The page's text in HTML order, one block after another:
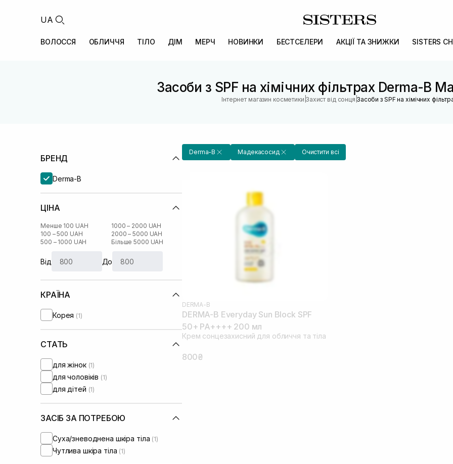
UA
ВОЛОССЯ ОБЛИЧЧЯ ТІЛО ДІМ МЕРЧ НОВИНКИ БЕСТСЕЛЕРИ АКЦІЇ ТА ЗНИЖКИ SISTERS
Засоби з SPF на хімічних фільтрах Derma-B
Інтернет магазин косметики |Захист від сонця |Засоби з SPF на хімічних
БРЕНД
Derma-B
ЦІНА
Менше 100 UAH
100 – 500 UAH
500 – 1000 UAH
1000 – 2000 UAH
2000 – 5000 UAH
Більше 5000 UAH
Від До
КРАЇНА
Корея (1)
СТАТЬ
для жінок (1)
для чоловіків (1)
для дітей (1)
ЗАСІБ ЗА ПОТРЕБОЮ
Суха/зневоднена шкіра тіла (1)
Чутлива шкіра тіла (1)
Derma-B Мадекасосид Очистити всі
DERMA-B
DERMA-B Everyday Sun Block SPF
50+ PA++++ 200 мл
Крем сонцезахисний для обличчя та тіла
800₴